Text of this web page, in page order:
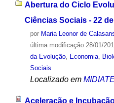
Abertura do Ciclo
Ciências Sociais - 22
por Maria Leonor de
última modificação28/01/
da Evolução, Economia,
Sociais
Localizado em
Aceleração e